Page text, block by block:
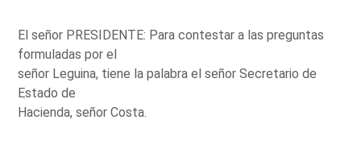
El señor PRESIDENTE: Para contestar a las preguntas
formuladas por el
señor Leguina, tiene la palabra el señor Secretario de
Estado de
Hacienda, señor Costa.